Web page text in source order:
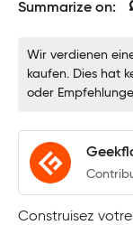
Summarize on:
Wir verdienen
kaufen. Dies hat
oder
Construisez